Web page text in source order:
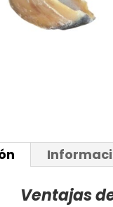
Ventajas